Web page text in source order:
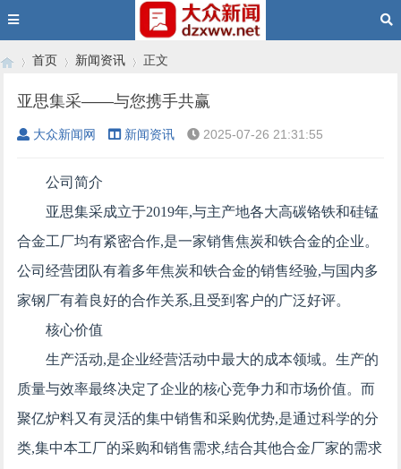
›
首页
›
新闻资讯
›
正文
亚思集采——与您携手共赢
大众新闻网 新闻资讯 2025-07-26 21:31:55
公司简介
亚思集采成立于2019年,与主产地各大高碳铬铁和硅锰
合金工厂均有紧密合作,是一家销售焦炭和铁合金的企业。
公司经营团队有着多年焦炭和铁合金的销售经验,与国内多
家钢厂有着良好的合作关系,且受到客户的广泛好评。
核心价值
生产活动,是企业经营活动中最大的成本领域。生产的
质量与效率最终决定了企业的核心竞争力和市场价值。而
聚亿炉料又有灵活的集中销售和采购优势,是通过科学的分
类,集中本工厂的采购和销售需求,结合其他合金厂家的需求